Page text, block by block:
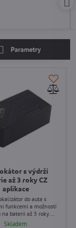
Parametry
s výdrží
až 3 roky CZ
aplikace
do auta s
funkcemi a možností
na baterii až 3 roky.
silný magnet pro
Skladem